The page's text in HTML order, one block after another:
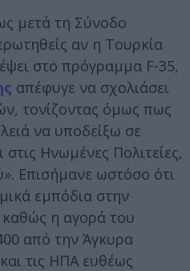
μετά τη Σύνοδο
αν η Τουρκία
στο πρόγραμμα F-35,
απέφυγε να σχολιάσει
τονίζοντας όμως πως
να υποδείξω σε
Ηνωμένες Πολιτείες,
Επισήμανε ωστόσο ότι
εμπόδια στην
καθώς η αγορά του
από την Άγκυρα
τις ΗΠΑ ευθέως